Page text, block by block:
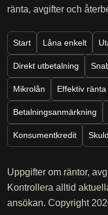
ränta, avgifter och
Start Låna enkelt
Direkt utbetalning
Mikrolån Effektiv ränta
Betalningsanmärkning
Konsumentkredit
Uppgifter om räntor,
Kontrollera alltid
ansökan. Copyright